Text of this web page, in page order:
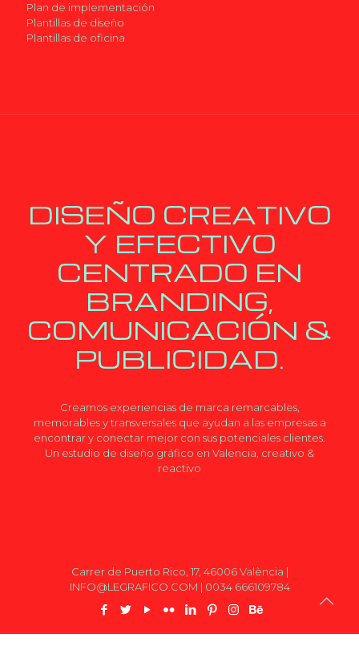
Plan de implementación
Plantillas de diseño
Plantillas de oficina
DISEÑO CREATIVO
Y EFECTIVO
CENTRADO EN
BRANDING,
COMUNICACIÓN &
PUBLICIDAD.
Creamos experiencias de marca remarcables,
memorables y transversales que ayudan a las empresas a
encontrar y conectar mejor con sus potenciales clientes.
Un estudio de diseño gráfico en Valencia, creativo &
reactivo
Carrer de Puerto Rico, 17, 46006 València |
INFO@LEGRAFICO.COM | 0034 666109784